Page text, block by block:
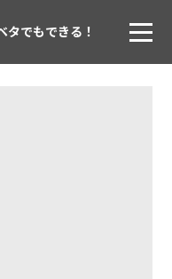
でもできる！